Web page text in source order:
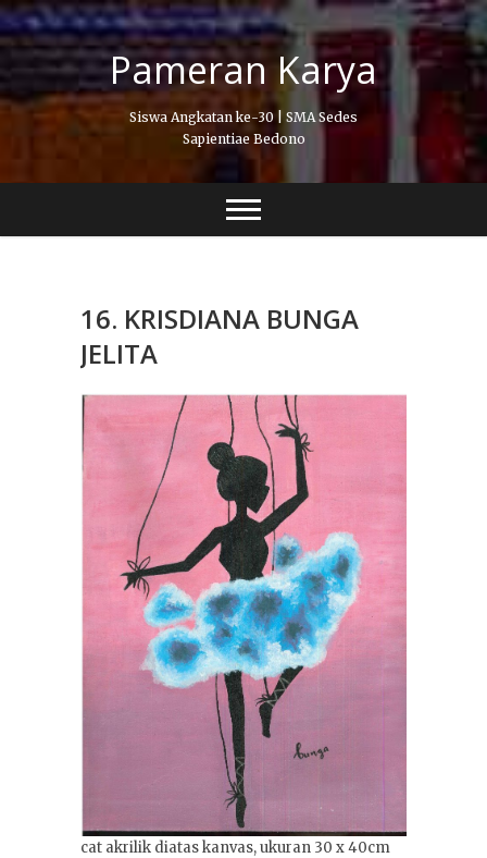
Skip
to
content
Pameran Karya
Siswa Angkatan ke-30 | SMA Sedes
Sapientiae Bedono
16. KRISDIANA BUNGA
JELITA
cat akrilik diatas kanvas, ukuran 30 x 40cm